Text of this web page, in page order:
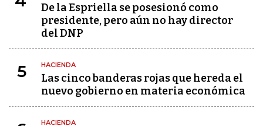
De la Espriella se posesionó como
presidente, pero aún no hay director
del DNP
5 HACIENDA
Las cinco banderas rojas que hereda el
nuevo gobierno en materia económica
HACIENDA